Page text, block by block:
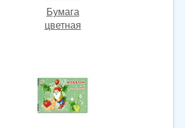
Бумага
цветная